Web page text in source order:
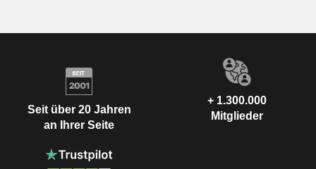
Seit über 20 Jahren
an Ihrer Seite
+ 1.300.000
Mitglieder